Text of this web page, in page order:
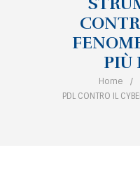
PIÙ
Home
PDL CONTRO IL